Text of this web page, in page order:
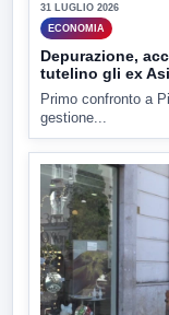
31 LUGLIO 2026
ECONOMIA
Depurazione,
tutelino gli ex
Primo confronto a
gestione...